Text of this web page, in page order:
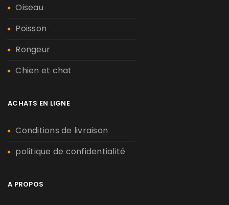
Oiseau
Poisson
Rongeur
Chien et chat
ACHATS EN LIGNE
Conditions de livraison
politique de confidentialité
A PROPOS